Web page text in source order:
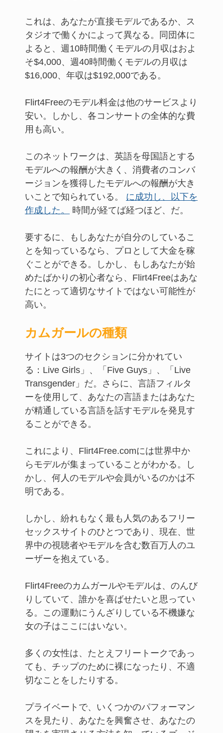
これは、あなたが直接モデルであるか、ス
タジオで働くかによって異なる。同団体に
よると、週10時間働くモデルの月収はおよ
そ$4,000、週40時間働くモデルの月収は
$16,000、年収は$192,000である。
Flirt4Freeのモデル料金は他のサービスより
安い。しかし、各コンサートの全体的な費
用も高い。
このネットワークは、英語を母国語とする
モデルへの報酬が大きく、消費者のコンバ
ージョンを獲得したモデルへの報酬が大き
いことで知られている。 に成功し、以下を
作成した。
時間が経てば経つほど、だ。
要するに、もしあなたが自分のしているこ
とを知っているなら、プロとして大金を稼
ぐことができる。しかし、もしあなたが始
めたばかりの初心者なら、Flirt4Freeはあな
たにとって適切なサイトではない可能性が
高い。
カムガールの種類
サイトは3つのセクションに分かれてい
る：Live Girls」、「Five Guys」、「Live
Transgender」だ。さらに、言語フィルタ
ーを使用して、あなたの言語またはあなた
が精通している言語を話すモデルを発見す
ることができる。
これにより、Flirt4Free.comには世界中か
らモデルが集まっていることがわかる。し
かし、何人のモデルや会員がいるのかは不
明である。
しかし、紛れもなく最も人気のあるフリー
セックスサイトのひとつであり、現在、世
界中の視聴者やモデルを含む数百万人のユ
ーザーを抱えている。
Flirt4Freeのカムガールやモデルは、のんび
りしていて、誰かを喜ばせたいと思ってい
る。この運動にうんざりしている不機嫌な
女の子はここにはいない。
多くの女性は、たとえフリートークであっ
ても、チップのために裸になったり、不適
切なことをしたりする。
プライベートで、いくつかのパフォーマン
スを見たり、あなたを興奮させ、あなたの